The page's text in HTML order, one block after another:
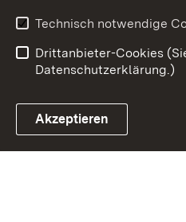
Benutzungshinweise
Technisch notwendige
Drittanbieter-Cookies
Datenschutzerklärung.)
Akzeptieren